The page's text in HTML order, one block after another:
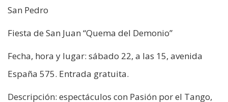
San Pedro
Fiesta de San Juan “Quema del Demonio”
Fecha, hora y lugar: sábado 22, a las 15, avenida
España 575. Entrada gratuita.
Descripción: espectáculos con Pasión por el Tango,